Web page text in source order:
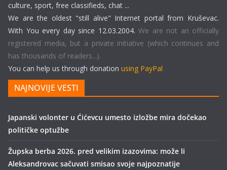
culture, sport, free classifieds, chat ...
We are the oldest "still alive" Internet portal from Kruševac.
With You every day since 12.03.2004. We are not an officially
registered media, but a private initiative (which continues and
has thousands of readers...).
You can help us through donation using PayPal
NAJNOVIJE VESTI
Japanski volonter u Ćićevcu umesto izložbe mira dočekao
političke optužbe
Župska berba 2026. pred velikim izazovima: može li
Aleksandrovac sačuvati smisao svoje najpoznatije